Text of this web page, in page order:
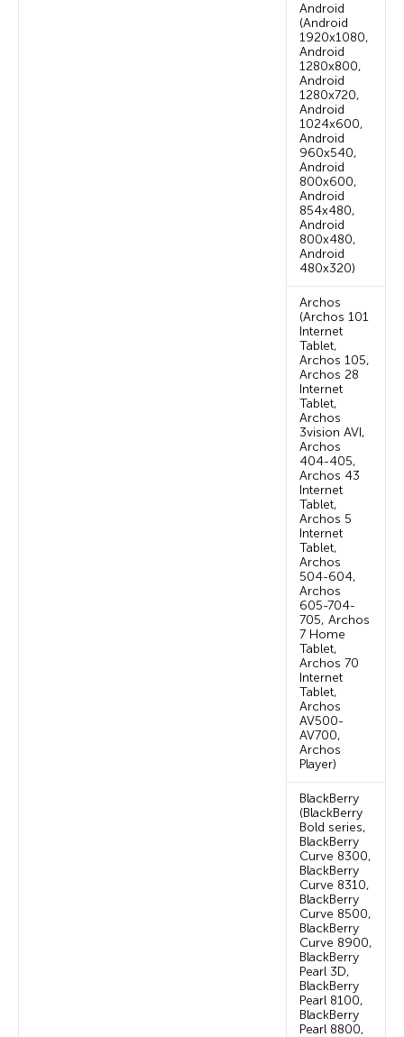
Android
(Android
1920х1080,
Android
1280х800,
Android
1280х720,
Android
1024х600,
Android
960х540,
Android
800х600,
Android
854х480,
Android
800х480,
Android
480х320)
Archos
(Archos 101
Internet
Tablet,
Archos 105,
Archos 28
Internet
Tablet,
Archos
3vision AVI,
Archos
404-405,
Archos 43
Internet
Tablet,
Archos 5
Internet
Tablet,
Archos
504-604,
Archos
605-704-
705, Archos
7 Home
Tablet,
Archos 70
Internet
Tablet,
Archos
AV500-
AV700,
Archos
Player)
BlackBerry
(BlackBerry
Bold series,
BlackBerry
Curve 8300,
BlackBerry
Curve 8310,
BlackBerry
Curve 8500,
BlackBerry
Curve 8900,
BlackBerry
Pearl 3D,
BlackBerry
Pearl 8100,
BlackBerry
Pearl 8800,